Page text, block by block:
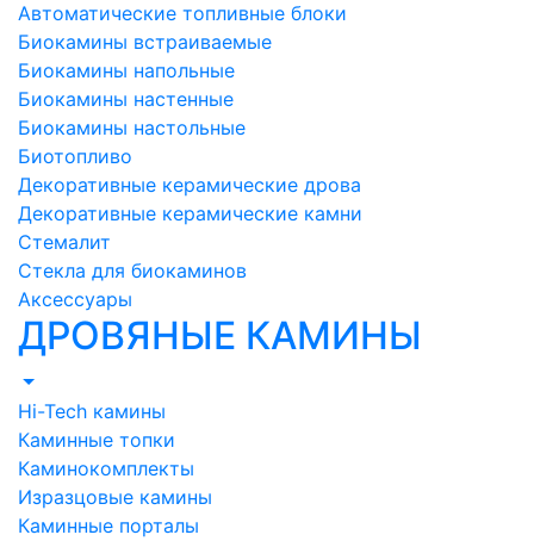
Автоматические топливные блоки
Биокамины встраиваемые
Биокамины напольные
Биокамины настенные
Биокамины настольные
Биотопливо
Декоративные керамические дрова
Декоративные керамические камни
Стемалит
Стекла для биокаминов
Аксессуары
ДРОВЯНЫЕ КАМИНЫ
Hi-Tech камины
Каминные топки
Каминокомплекты
Изразцовые камины
Каминные порталы